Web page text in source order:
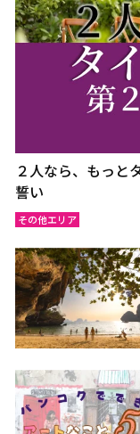
２人なら、もっと
誓い
その他エリア